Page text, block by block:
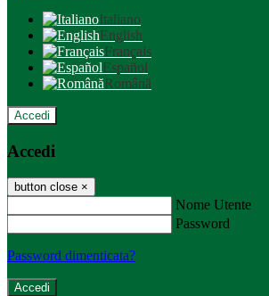
Italiano
English
Français
Español
Română
Accedi
Accedi
button close ×
Nome Utente
Password
Password dimenticata?